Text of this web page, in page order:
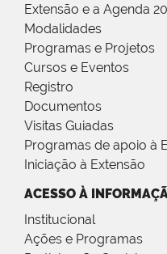
Extensão e a Agenda
Modalidades
Programas e Projetos
Cursos e Eventos
Registro
Documentos
Visitas Guiadas
Programas de apoio à
Iniciação à Extensão
ACESSO À
Institucional
Ações e Programas